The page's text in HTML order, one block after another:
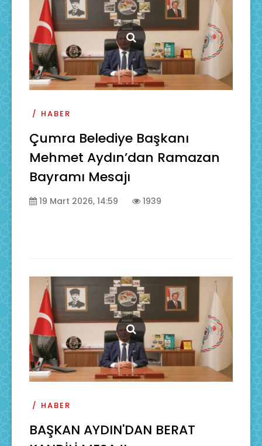
HABER
Çumra Belediye Başkanı
Mehmet Aydın’dan Ramazan
Bayramı Mesajı
19 Mart 2026, 14:59 1939
HABER
BAŞKAN AYDIN'DAN BERAT